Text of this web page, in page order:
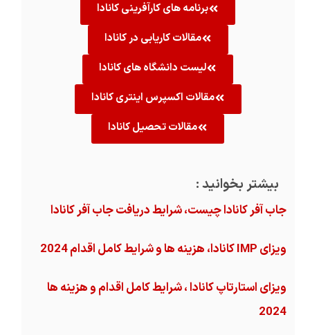
برنامه های کارآفرینی کانادا
مقالات کاریابی در کانادا
لیست دانشگاه های کانادا
مقالات اکسپرس اینتری کانادا
مقالات تحصیل کانادا
بیشتر بخوانید :
جاب آفر کانادا چیست، شرایط دریافت جاب آفر کانادا
ویزای IMP کانادا، هزینه ها و شرایط کامل اقدام 2024
ویزای استارتاپ کانادا ، شرایط کامل اقدام و هزینه ها
2024